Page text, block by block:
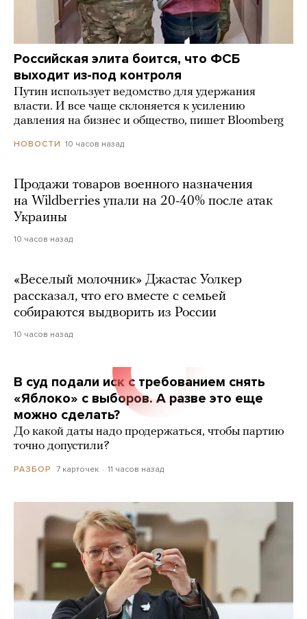
Российская элита боится, что ФСБ
выходит из-под контроля
Путин использует ведомство для удержания
власти. И все чаще склоняется к усилению
давления на бизнес и общество, пишет Bloomberg
НОВОСТИ 10 часов назад
Продажи товаров военного назначения
на Wildberries упали на 20-40% после атак
Украины
10 часов назад
«Веселый молочник» Джастас Уолкер
рассказал, что его вместе с семьей
собираются выдворить из России
10 часов назад
В суд подали иск с требованием снять
«Яблоко» с выборов. А разве это еще
можно сделать?
До какой даты надо продержаться, чтобы партию
точно допустили?
РАЗБОР 7 карточек 11 часов назад